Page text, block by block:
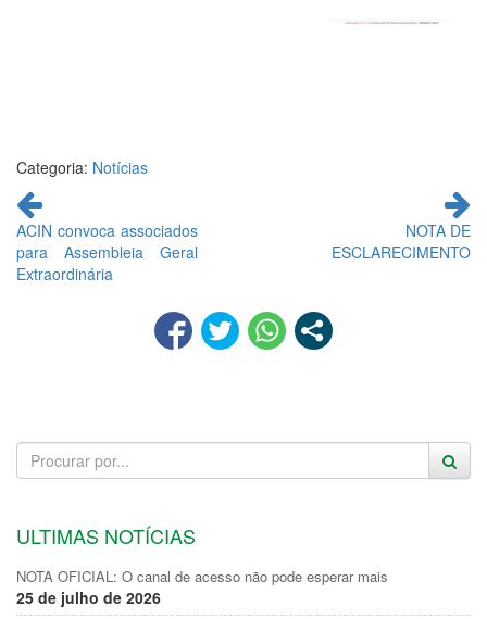
Categoria: Notícias
Continue
lendo
ACIN convoca associados
para Assembleia Geral
Extraordinária
NOTA DE
ESCLARECIMENTO
ULTIMAS NOTÍCIAS
NOTA OFICIAL: O canal de acesso não pode esperar mais
25 de julho de 2026